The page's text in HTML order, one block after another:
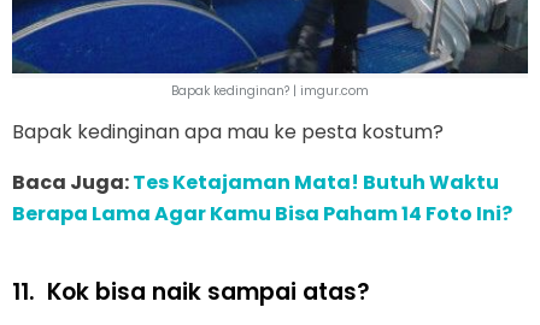
Bapak kedinginan? | imgur.com
Bapak kedinginan apa mau ke pesta kostum?
Baca Juga:Tes Ketajaman Mata! Butuh Waktu
Berapa Lama Agar Kamu Bisa Paham 14 Foto Ini?
11. Kok bisa naik sampai atas?